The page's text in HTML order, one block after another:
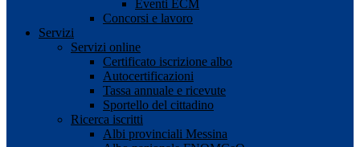
Eventi ECM
Concorsi e lavoro
Servizi
Servizi online
Certificato iscrizione albo
Autocertificazioni
Tassa annuale e ricevute
Sportello del cittadino
Ricerca iscritti
Albi provinciali Messina